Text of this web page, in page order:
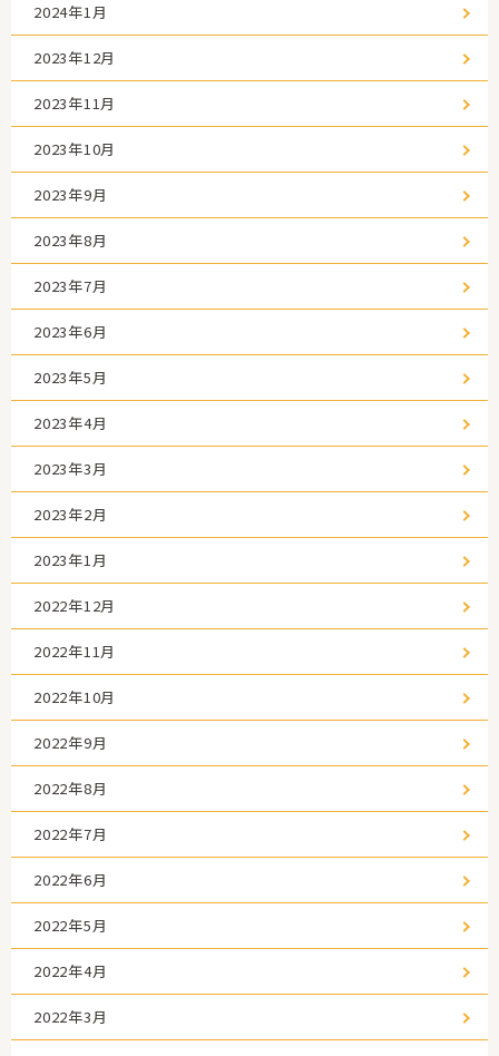
2024年1月
2023年12月
2023年11月
2023年10月
2023年9月
2023年8月
2023年7月
2023年6月
2023年5月
2023年4月
2023年3月
2023年2月
2023年1月
2022年12月
2022年11月
2022年10月
2022年9月
2022年8月
2022年7月
2022年6月
2022年5月
2022年4月
2022年3月